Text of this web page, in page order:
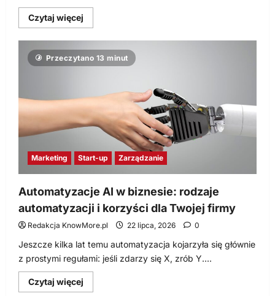
Czytaj więcej
się
o
Jak
automatyzacje
AI
skuteczny
internetowy?
Przeczytano 13 minut
Marketing Start-up Zarządzanie
Automatyzacje AI w biznesie: rodzaje
automatyzacji i korzyści dla Twojej firmy
Redakcja KnowMore.pl 22 lipca, 2026 0
Jeszcze kilka lat temu automatyzacja kojarzyła się głównie
z prostymi regułami: jeśli zdarzy się X, zrób Y....
Czytaj więcej
się